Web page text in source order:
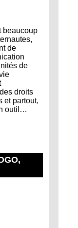
beaucoup
de
de
droits
et partout,
outil…